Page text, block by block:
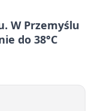
W Przemyślu
do 38°C